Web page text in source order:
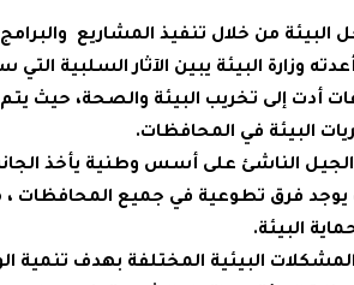
من خلال تنفيذ المشاريع والبرامج
وزارة البيئة يبين الآثار السلبية التي
أدت إلى تخريب البيئة والصحة، حيث
البيئة في المحافظات.
الناشئ على أسس وطنية يأخذ
يوجد فرق تطوعية في جميع المحافظات ،
البيئة.
البيئية المختلفة بهدف تنمية